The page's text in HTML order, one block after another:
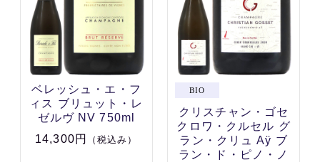
ベレッシュ・エ・フ
ィス ブリュット・レ
ゼルヴ NV 750ml
14,300円
（税込み）
クリスチャン・ゴセ
クロワ・クルセル グ
ラン・クリュ Aÿ ブ
ラン・ド・ピノ・ノ